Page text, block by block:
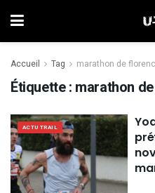
Accueil Tag marathon de
Étiquette : marathon
ACTU TRAIL